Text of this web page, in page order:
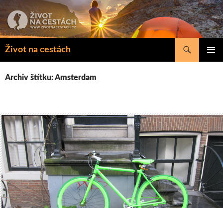
k
obsahu
Život na cestách
Hledat
Archiv štítku: Amsterdam